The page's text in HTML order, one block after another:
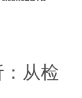
从检